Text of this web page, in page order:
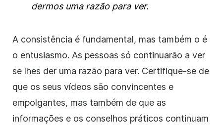
dermos uma razão para ver.
A consistência é fundamental, mas também o é
o entusiasmo. As pessoas só continuarão a ver
se lhes der uma razão para ver. Certifique-se de
que os seus vídeos são convincentes e
empolgantes, mas também de que as
informações e os conselhos práticos continuam